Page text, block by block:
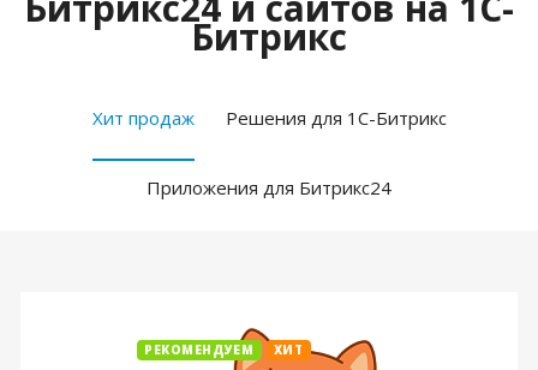
Битрикс
Хит продаж Решения для 1С-Битрикс
Приложения для Битрикс24
РЕКОМЕНДУЕМ ХИТ